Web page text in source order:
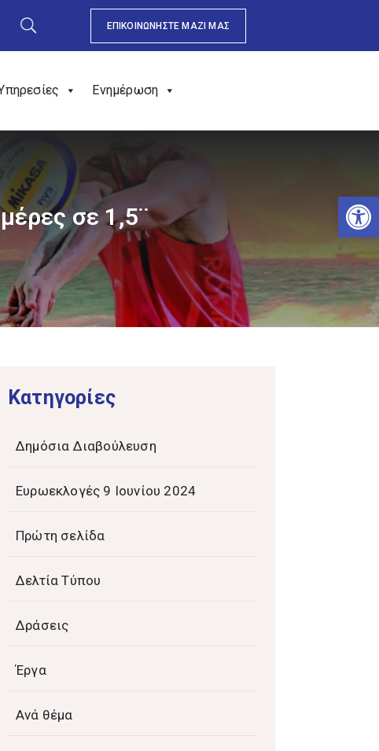
ΕΠΙΚΟΙΝΩΝΗΣΤΕ ΜΑΖΙ ΜΑΣ
Ενημέρωση
σε 1,5¨
Kατηγορίες
Δημόσια Διαβούλευση
Ευρωεκλογές 9 Ιουνίου 2024
Πρώτη σελίδα
Δελτία Τύπου
Δράσεις
Έργα
Ανά θέμα